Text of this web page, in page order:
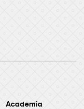
Academia